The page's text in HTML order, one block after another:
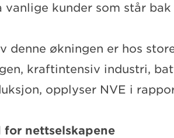
kunder som står bak
denne økningen er hos
kraftintensiv industri,
opplyser NVE i
for nettselskapene